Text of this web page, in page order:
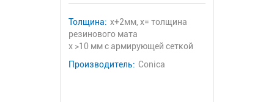
Толщина: x+2мм, х= толщина
резинового мата
x >10 мм с армирующей сеткой
Производитель: Conica